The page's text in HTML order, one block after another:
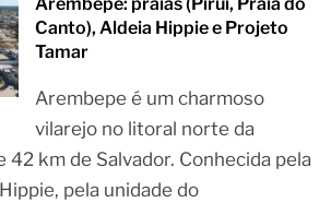
Canto), Aldeia Hippie e Projeto
Tamar
Arembepe é um charmoso
vilarejo no litoral norte da
42 km de Salvador. Conhecida pela
pela unidade do